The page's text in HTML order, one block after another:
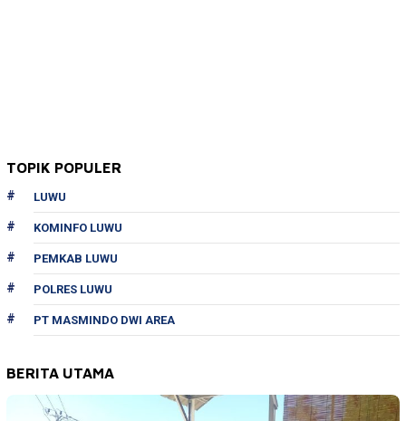
TOPIK POPULER
LUWU
KOMINFO LUWU
PEMKAB LUWU
POLRES LUWU
PT MASMINDO DWI AREA
BERITA UTAMA